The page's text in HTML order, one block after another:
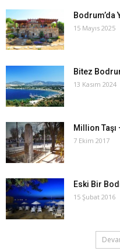
Bodrum’da
15 Mayıs 2025
Bitez
13 Kasım 2024
Million
7 Ekim 2017
Eski Bir
15 Şubat 2016